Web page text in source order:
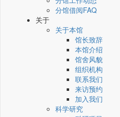
分馆借阅FAQ
关于
关于本馆
馆长致辞
本馆介绍
馆舍风貌
组织机构
联系我们
来访预约
加入我们
科学研究